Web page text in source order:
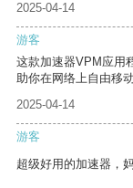
2025-04-14
游客
这款加速器VPM应用
助你在网络上自由移动
2025-04-14
游客
超级好用的加速器，